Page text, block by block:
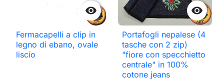

Fermacapelli a clip in
legno di ebano, ovale
liscio

Portafogli nepalese (4
tasche con 2 zip)
"fiore con specchietto
centrale" in 100%
cotone jeans